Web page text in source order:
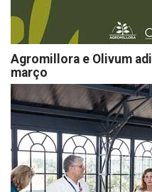
Agromillora e Olivum
março